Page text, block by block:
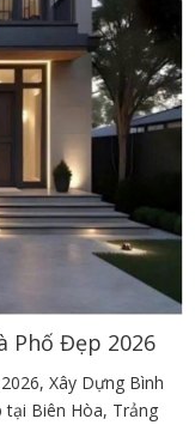
Phố Đẹp 2026
Xây Dựng Bình
tại Biên Hòa, Trảng